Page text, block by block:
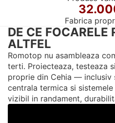
Fabrica
DE CE FOCARELE
ALTFEL
Romotop nu asambleaza
terti. Proiecteaza, testeaza
proprie din Cehia — inclusiv
centrala termica si
vizibil in randament,